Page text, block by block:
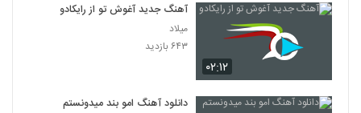
دانلود آهنگ جدید و زیبای داریوش شجاع با
نام درد عمیق
352
دانلود آهنگ فرهاد سخایی معجزه عشق
۰۲:۱۲
آهنگ جدید آغوش تو از رایکادو
میلاد
۶۴۳ بازدید
دانلود آهنگ امو بند میدونستم